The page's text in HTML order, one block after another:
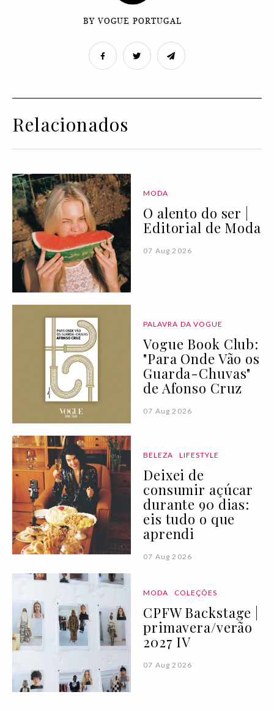
BY VOGUE PORTUGAL
Relacionados
MODA
O alento do ser |
Editorial de Moda
07 Aug 2026
PALAVRA DA VOGUE
Vogue Book Club:
"Para Onde Vão os
Guarda-Chuvas"
de Afonso Cruz
07 Aug 2026
BELEZA LIFESTYLE
Deixei de
consumir açúcar
durante 90 dias:
eis tudo o que
aprendi
07 Aug 2026
MODA COLEÇÕES
CPFW Backstage |
primavera/verão
2027 IV
07 Aug 2026